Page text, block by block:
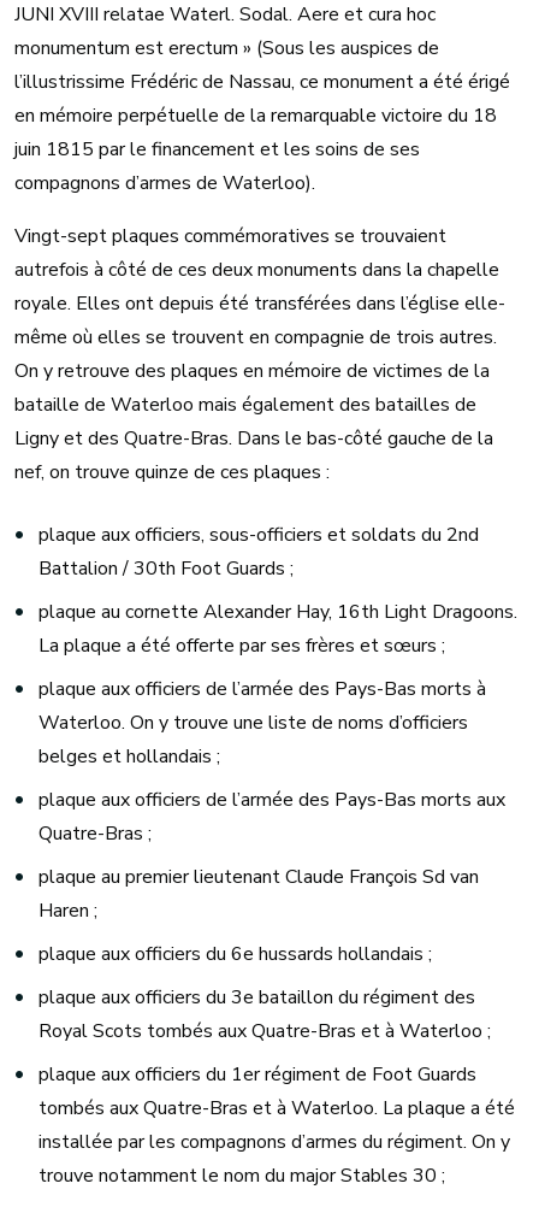
JUNI XVIII relatae Waterl. Sodal. Aere et cura hoc
monumentum est erectum » (Sous les auspices de
l’illustrissime Frédéric de Nassau, ce monument a été érigé
en mémoire perpétuelle de la remarquable victoire du 18
juin 1815 par le financement et les soins de ses
compagnons d’armes de Waterloo).
Vingt-sept plaques commémoratives se trouvaient
autrefois à côté de ces deux monuments dans la chapelle
royale. Elles ont depuis été transférées dans l’église elle-
même où elles se trouvent en compagnie de trois autres.
On y retrouve des plaques en mémoire de victimes de la
bataille de Waterloo mais également des batailles de
Ligny et des Quatre-Bras. Dans le bas-côté gauche de la
nef, on trouve quinze de ces plaques :
plaque aux officiers, sous-officiers et soldats du 2nd
Battalion / 30th Foot Guards ;
plaque au cornette Alexander Hay, 16th Light Dragoons.
La plaque a été offerte par ses frères et sœurs ;
plaque aux officiers de l’armée des Pays-Bas morts à
Waterloo. On y trouve une liste de noms d’officiers
belges et hollandais ;
plaque aux officiers de l’armée des Pays-Bas morts aux
Quatre-Bras ;
plaque au premier lieutenant Claude François Sd van
Haren ;
plaque aux officiers du 6e hussards hollandais ;
plaque aux officiers du 3e bataillon du régiment des
Royal Scots tombés aux Quatre-Bras et à Waterloo ;
plaque aux officiers du 1er régiment de Foot Guards
tombés aux Quatre-Bras et à Waterloo. La plaque a été
installée par les compagnons d’armes du régiment. On y
trouve notamment le nom du major Stables 30 ;